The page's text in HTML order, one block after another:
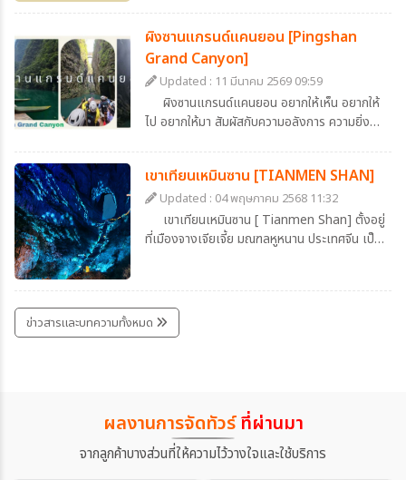
เหนือผิวน้ำ สีเขียวหยกที่ใสราวกับกระจก โอบล้อม
ไปด้วยภูเขาหินปูนสูงตระหง่าน และอุดมไปด้วย
ความเขียวชอุ่มของต้นไม้นานาพรรณ ถนนสายนี้
เมื่อเรามองจากมุมสูง จะเห็นสีของถนนเป็นสีขาว
รูปร่างคดเคี้ยวไปมาตัดกับสีเขียวของน้ำทะเลสาป
สวยประหนึ่งภาพวาด และยามที่มีรถวิ่งบนถนน จะ
อย่าบอกใคร
ผิงซานแกรนด์แคนยอน [Pingshan
Grand Canyon]
Updated : 11 มีนาคม 2569 09:59
ผิงซานแกรนด์แคนยอน อยากให้เห็น อยากให้
ไป อยากให้มา สัมผัสกับความอลังการ ความยิ่ง
เขาเทียนเหมินซาน [TIANMEN SHAN]
Updated : 04 พฤษภาคม 2568 11:32
เขาเทียนเหมินซาน [ Tianmen Shan] ตั้งอยู่
ที่เมืองจางเจียเจี้ย มณฑลหูหนาน ประเทศจีน เป็น
ยุบตัวจนกลายเป็นโพรงประตู และนับแต่นั้นมา ก็
เป็นที่เลื่องลือในหมู่นักเดินทางและนักบวชว่าเป็น
"ประตูสวรรค์" โพรงที่เกิดขึ้นตามธรรมชาตินี้ มี
ข่าวสารและบทความทั้งหมด
ผลงานการจัดทัวร์ที่ผ่านมา
จากลูกค้าบางส่วนที่ให้ความไว้วางใจและใช้บริการ